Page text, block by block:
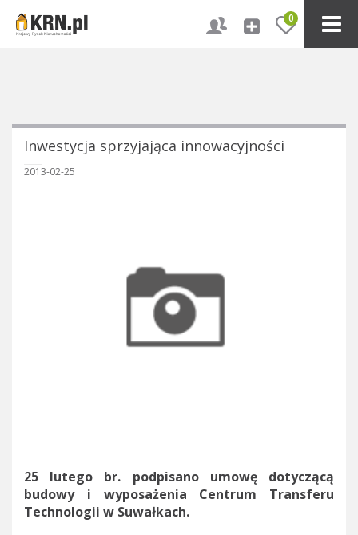
0
Inwestycja sprzyjająca innowacyjności
2013-02-25
25 lutego br. podpisano umowę dotyczącą
budowy i wyposażenia Centrum Transferu
Technologii w Suwałkach.